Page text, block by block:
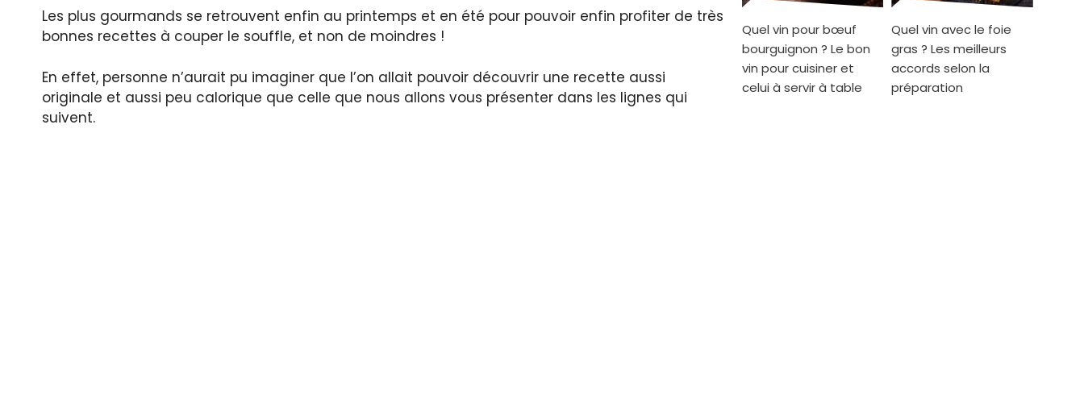
Les plus gourmands se retrouvent enfin au printemps et en été pour pouvoir enfin profiter de très
bonnes recettes à couper le souffle, et non de moindres !
En effet, personne n’aurait pu imaginer que l’on allait pouvoir découvrir une recette aussi
originale et aussi peu calorique que celle que nous allons vous présenter dans les lignes qui
suivent.
Quel vin pour bœuf
bourguignon ? Le bon
vin pour cuisiner et
celui à servir à table
Quel vin avec le foie
gras ? Les meilleurs
accords selon la
préparation